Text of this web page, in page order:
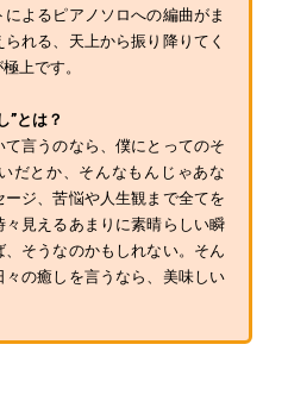
よるピアノソロへの編曲がま
れる、天上から振り降りてく
上です。
”とは？
言うのなら、僕にとってのそ
だとか、そんなもんじゃあな
ジ、苦悩や人生観まで全てを
見えるあまりに素晴らしい瞬
そうなのかもしれない。そん
の癒しを言うなら、美味しい